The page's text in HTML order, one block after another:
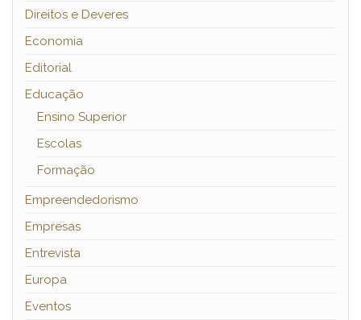
Direitos e Deveres
Economia
Editorial
Educação
Ensino Superior
Escolas
Formação
Empreendedorismo
Empresas
Entrevista
Europa
Eventos